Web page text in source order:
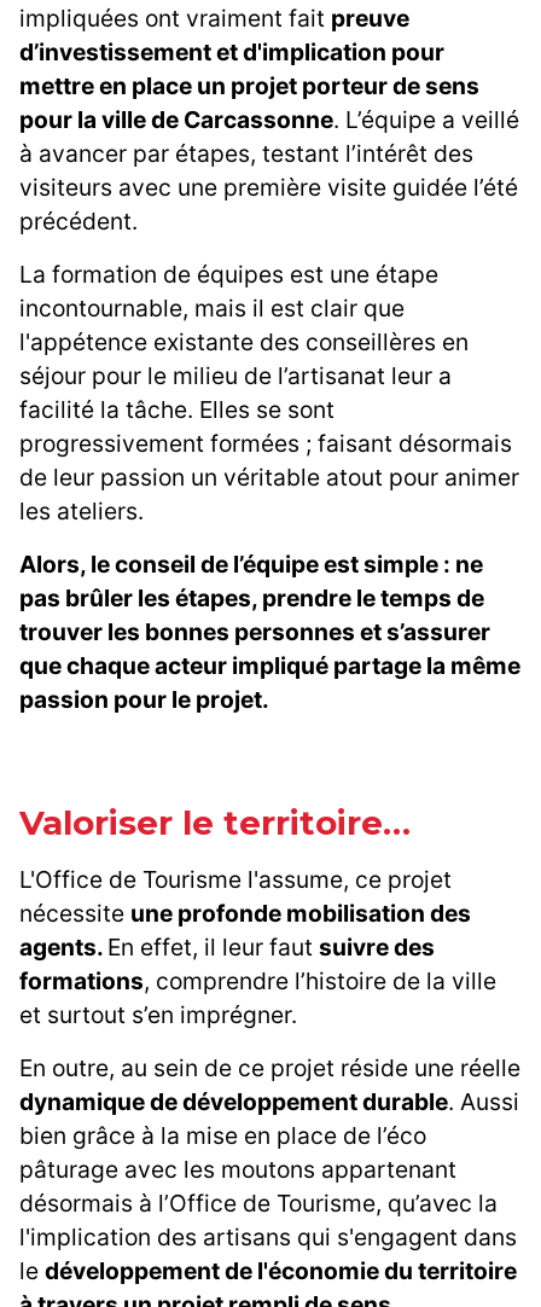
impliquées ont vraiment fait preuve
d’investissement et d'implication pour
mettre en place un projet porteur de sens
pour la ville de Carcassonne. L’équipe a veillé
à avancer par étapes, testant l’intérêt des
visiteurs avec une première visite guidée l’été
précédent.
La formation de équipes est une étape
incontournable, mais il est clair que
l'appétence existante des conseillères en
séjour pour le milieu de l’artisanat leur a
facilité la tâche. Elles se sont
progressivement formées ; faisant désormais
de leur passion un véritable atout pour animer
les ateliers.
Alors, le conseil de l’équipe est simple : ne
pas brûler les étapes, prendre le temps de
trouver les bonnes personnes et s’assurer
que chaque acteur impliqué partage la même
passion pour le projet.
Valoriser le territoire…
L'Office de Tourisme l'assume, ce projet
nécessite une profonde mobilisation des
agents. En effet, il leur faut suivre des
formations, comprendre l’histoire de la ville
et surtout s’en imprégner.
En outre, au sein de ce projet réside une réelle
dynamique de développement durable. Aussi
bien grâce à la mise en place de l’éco
pâturage avec les moutons appartenant
désormais à l’Office de Tourisme, qu’avec la
l'implication des artisans qui s'engagent dans
le développement de l'économie du territoire